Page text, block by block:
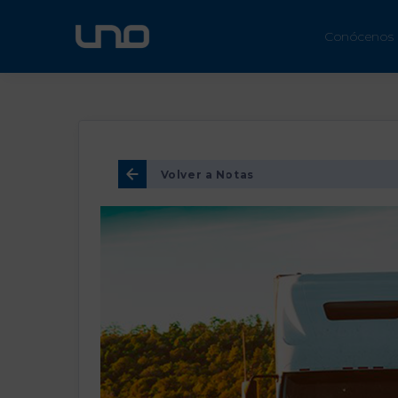
Conócenos
Volver a Notas